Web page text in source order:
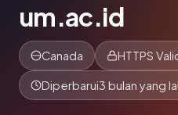
um.ac.id
Canada HTTPS
Diperbarui3 bulan yang